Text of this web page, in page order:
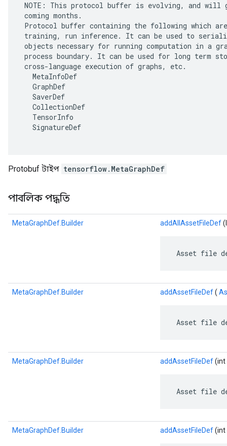
NOTE: This protocol buffer is evolving, and will
coming months.
Protocol buffer containing the following which
training, run inference. It can be used to
objects necessary for running computation in a
process boundary. It can be used for long term
cross-language execution of graphs, etc.
   MetaInfoDef
   GraphDef
   SaverDef
   CollectionDef
   TensorInfo
   SignatureDef
Protobuf টাইপ tensorflow.MetaGraphDef
পাবলিক পদ্ধতি
MetaGraphDef.Builder addAllAssetFileDef
Asset file
MetaGraphDef.Builder addAssetFileDef(
Asset file
MetaGraphDef.Builder addAssetFileDef(int
Asset file
MetaGraphDef.Builder addAssetFileDef(int